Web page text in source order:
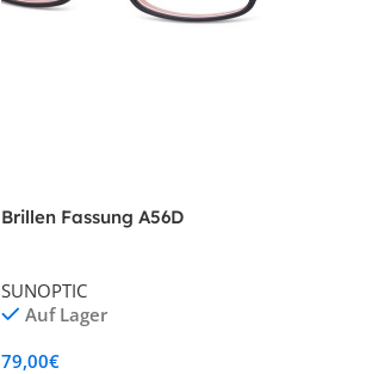
Brillen Fassung A56D
SUNOPTIC
Auf Lager
79,00€